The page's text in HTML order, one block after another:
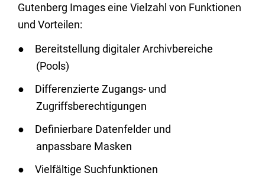
Gutenberg Images eine Vielzahl von Funktionen
und Vorteilen:
Bereitstellung digitaler Archivbereiche
(Pools)
Differenzierte Zugangs- und
Zugriffsberechtigungen
Definierbare Datenfelder und
anpassbare Masken
Vielfältige Suchfunktionen